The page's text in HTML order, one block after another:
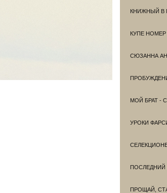
КНИЖНЫЙ В
КУПЕ НОМЕР
СЮЗАННА
МОЙ БРАТ -
УРОКИ
ПОСЛЕДНИЙ
ПРОЩАЙ,